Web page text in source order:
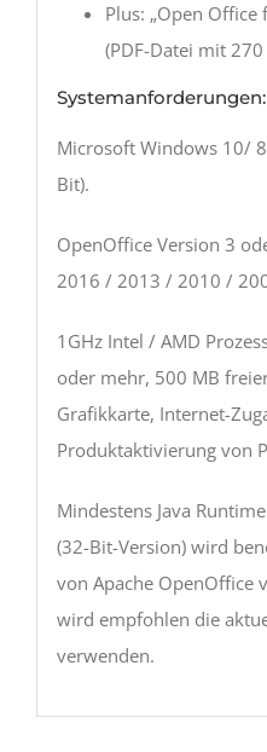
Plus: „Open Office
(PDF-Datei mit 270
Systemanforderungen:
Microsoft Windows 10/
Bit).
OpenOffice Version 3
2016 / 2013 / 2010 /
1GHz Intel / AMD
oder mehr, 500 MB
Grafikkarte, Internet-
Produktaktivierung von
Mindestens Java
(32-Bit-Version) wird
von Apache OpenOffice
wird empfohlen die
verwenden.